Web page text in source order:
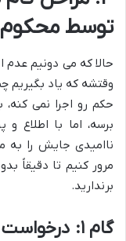
توسط محکوم
حالا که می دونیم عدم
وقتشه که یاد بگیریم
حکم رو اجرا نمی
برسه، اما با اطلاع
ناامیدی جایش را به
مرور کنیم تا دقیقاً
برندارید.
گام ۱: درخواست صدور اجرائیه